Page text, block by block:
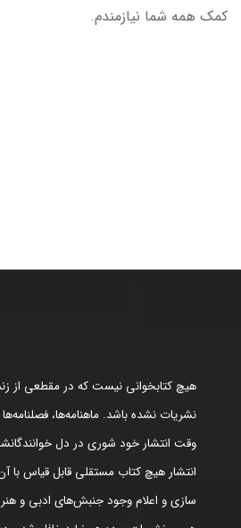
کمک همه شما نیازمندم.
هیچ کتابخوانی نیست که در مقطعی از
نشریات نشده باشد. ماهنامه‌ها،
وقت انتشار خود شوری در دل
انتشار هیچ کتاب مستقلی قابل قیاس با
سازی و اعلام وجود جنبش‌های ادبی و